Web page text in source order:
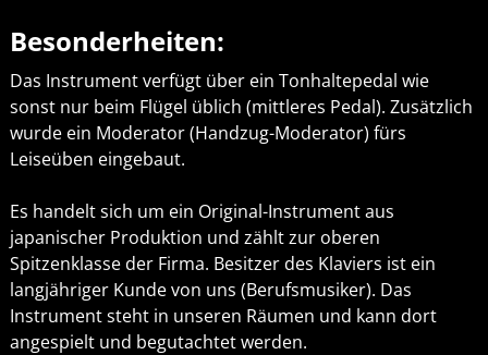
Besonderheiten:
Das Instrument verfügt über ein Tonhaltepedal wie
sonst nur beim Flügel üblich (mittleres Pedal). Zusätzlich
wurde ein Moderator (Handzug-Moderator) fürs
Leiseüben eingebaut.
Es handelt sich um ein Original-Instrument aus
japanischer Produktion und zählt zur oberen
Spitzenklasse der Firma. Besitzer des Klaviers ist ein
langjähriger Kunde von uns (Berufsmusiker). Das
Instrument steht in unseren Räumen und kann dort
angespielt und begutachtet werden.